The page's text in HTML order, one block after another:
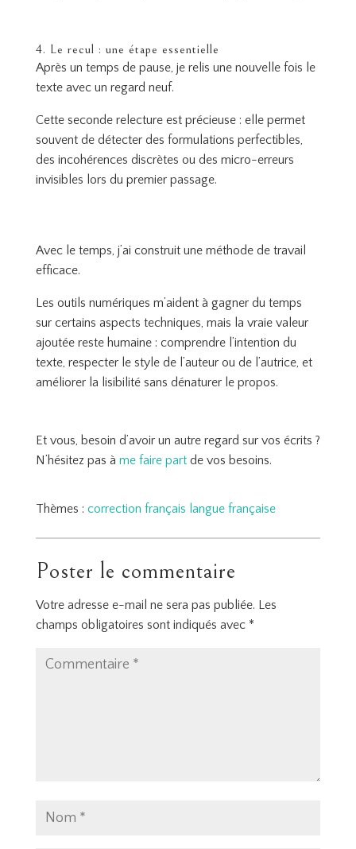
4. Le recul : une étape essentielle
Après un temps de pause, je relis une nouvelle fois le
texte avec un regard neuf.
Cette seconde relecture est précieuse : elle permet
souvent de détecter des formulations perfectibles,
des incohérences discrètes ou des micro-erreurs
invisibles lors du premier passage.
Avec le temps, j’ai construit une méthode de travail
efficace.
Les outils numériques m’aident à gagner du temps
sur certains aspects techniques, mais la vraie valeur
ajoutée reste humaine : comprendre l’intention du
texte, respecter le style de l’auteur ou de l’autrice, et
améliorer la lisibilité sans dénaturer le propos.
Et vous, besoin d’avoir un autre regard sur vos écrits ?
N’hésitez pas à me faire partde vos besoins.
Thèmes : correction français langue française
Poster le commentaire
Votre adresse e-mail ne sera pas publiée. Les
champs obligatoires sont indiqués avec *